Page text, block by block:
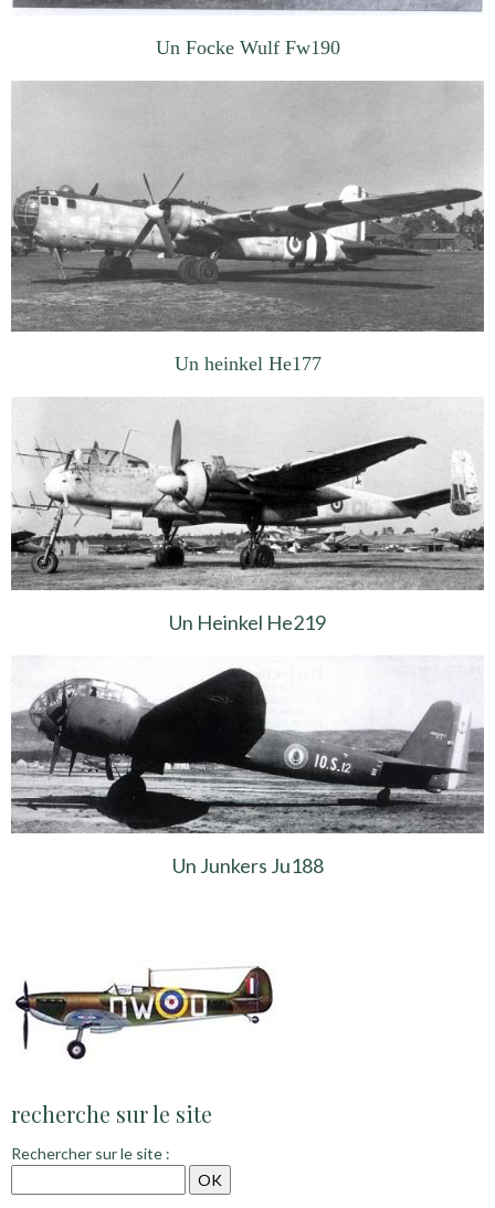
Un Focke Wulf Fw190
Un heinkel He177
Un Heinkel He219
Un Junkers Ju188
recherche sur le site
Rechercher sur le site :